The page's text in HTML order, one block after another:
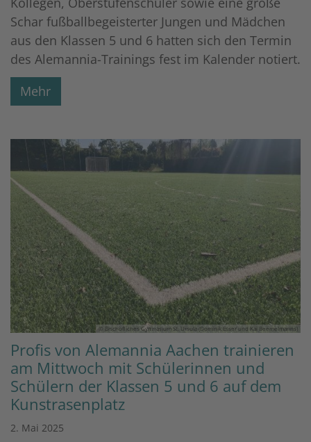
Schar fußballbegeisterter Jungen und Mädchen
aus den Klassen 5 und 6 hatten sich den Termin
des Alemannia-Trainings fest im Kalender notiert.
Mehr
© Bischöfliches Gymnasium St. Ursula (Dominik Esser und Kai Beemelmanns)
Profis von Alemannia Aachen trainieren
am Mittwoch mit Schülerinnen und
Schülern der Klassen 5 und 6 auf dem
Kunstrasenplatz
2. Mai 2025